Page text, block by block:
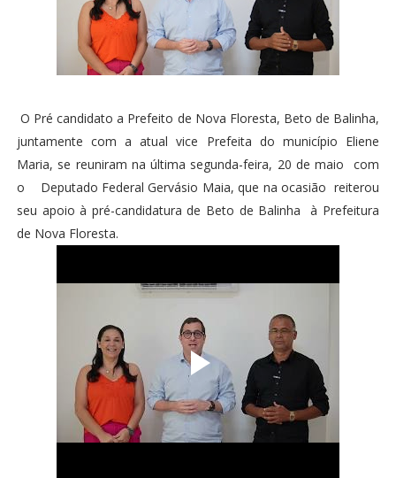
O Pré candidato a Prefeito de Nova Floresta, Beto de Balinha,
juntamente com a atual vice Prefeita do município Eliene
Maria, se reuniram na última segunda-feira, 20 de maio com
o Deputado Federal Gervásio Maia, que na ocasião reiterou
seu apoio à pré-candidatura de Beto de Balinha à Prefeitura
de Nova Floresta.